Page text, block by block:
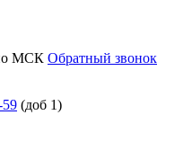
МСК Обратный звонок
59 (доб 1)